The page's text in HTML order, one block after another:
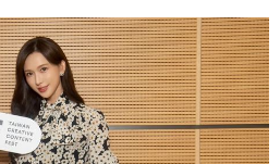
林志玲主動退出。